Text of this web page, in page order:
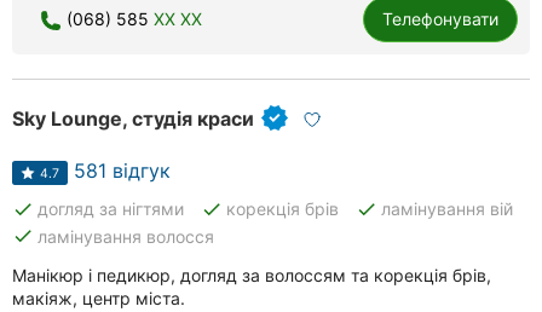
(068) 585 XX XX Телефонувати
Sky Lounge, студія краси
4.7 581 відгук
done догляд за нігтями done корекція брів done ламінування вій
done ламінування волосся
Манікюр і педикюр, догляд за волоссям та корекція брів,
макіяж, центр міста.